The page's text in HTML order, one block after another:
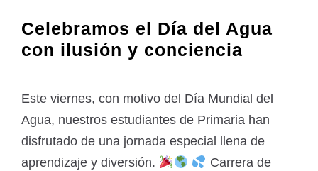
Celebramos el Día del Agua
con ilusión y conciencia
Este viernes, con motivo del Día Mundial del
Agua, nuestros estudiantes de Primaria han
disfrutado de una jornada especial llena de
aprendizaje y diversión.
Carrera de